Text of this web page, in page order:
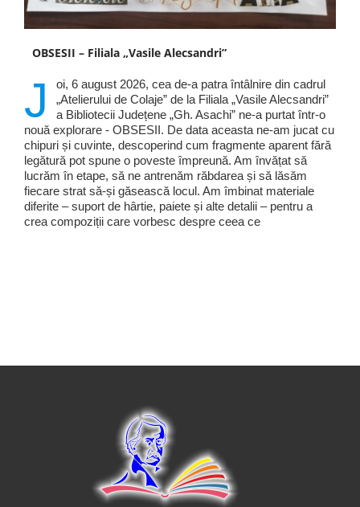
OBSESII – Filiala „Vasile Alecsandri”
J
oi, 6 august 2026, cea de-a patra întâlnire din cadrul
„Atelierului de Colaje” de la Filiala „Vasile Alecsandri”
a Bibliotecii Județene „Gh. Asachi” ne-a purtat într-o
nouă explorare - OBSESII. De data aceasta ne-am jucat cu
chipuri și cuvinte, descoperind cum fragmente aparent fără
legătură pot spune o poveste împreună. Am învățat să
lucrăm în etape, să ne antrenăm răbdarea și să lăsăm
fiecare strat să-și găsească locul. Am îmbinat materiale
diferite – suport de hârtie, paiete și alte detalii – pentru a
crea compoziții care vorbesc despre ceea ce